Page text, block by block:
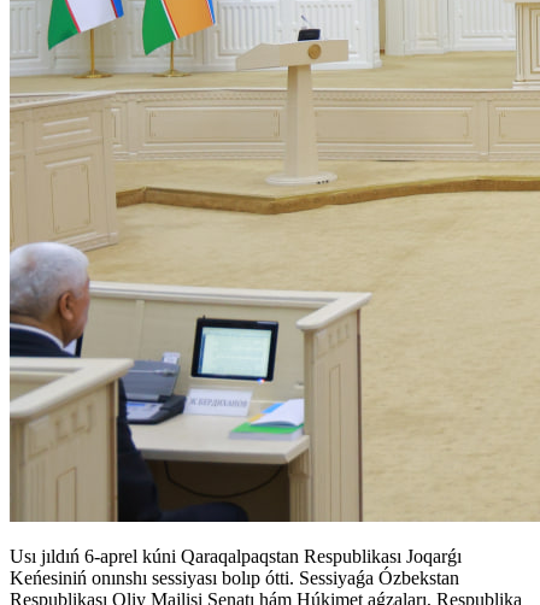
Usı jıldıń 6-aprel kúni Qaraqalpaqstan Respublikası Joqarǵı
Keńesiniń onınshı sessiyası bolıp ótti. Sessiyaǵa Ózbekstan
Respublikası Oliy Majlisi Senatı hám Húkimet aǵzaları, Respublika